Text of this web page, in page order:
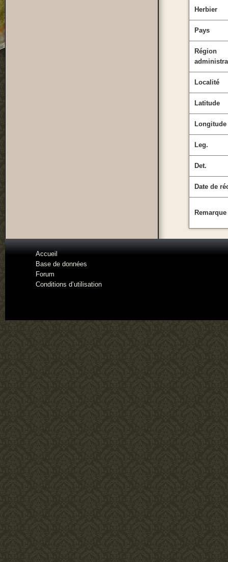
Herbier
Pays
Région
Localité
Latitude
Longitude
Leg.
Det.
Date de
Remarque
Accueil
Base de données
Forum
Conditions d’utilisation